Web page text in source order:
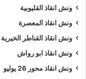
ونش انقاذ القليوبية
ونش انقاذ المعصرة
ونش انقاذ القناطر الخيرية
ونش انقاذ ابو رواش
ونش انقاذ محور 26 يوليو